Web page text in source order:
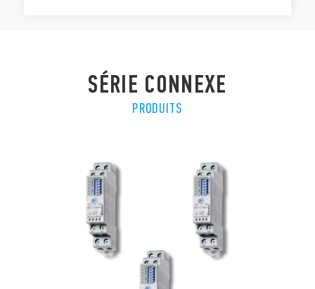
SÉRIE CONNEXE
PRODUITS